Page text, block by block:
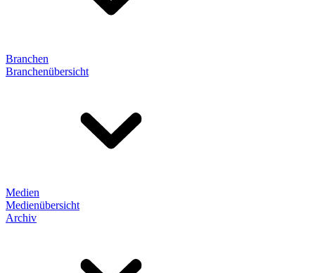
Branchen
Branchenübersicht
Medien
Medienübersicht
Archiv